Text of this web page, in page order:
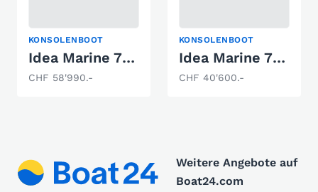
KONSOLENBOOT
Idea Marine 70.2 weiss
CHF 58'990.-
KONSOLENBOOT
Idea Marine 70.2
CHF 40'600.-
Weitere Angebote auf
Boat24.com